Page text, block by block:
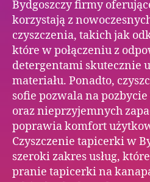
Bydgoszczy firmy
korzystają z
czyszczenia, takich jak
które w połączeniu z
detergentami skutecznie
materiału. Ponadto,
sofie pozwala na
oraz nieprzyjemnych
poprawia komfort
Czyszczenie tapicerki w
szeroki zakres usług,
pranie tapicerki na